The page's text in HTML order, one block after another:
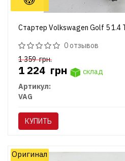
Стартер Volkswagen Golf 5 1.4
0 отзывов
1 359грн.
1 224 грн
склад
Артикул:
VAG
КУПИТЬ
Оригинал